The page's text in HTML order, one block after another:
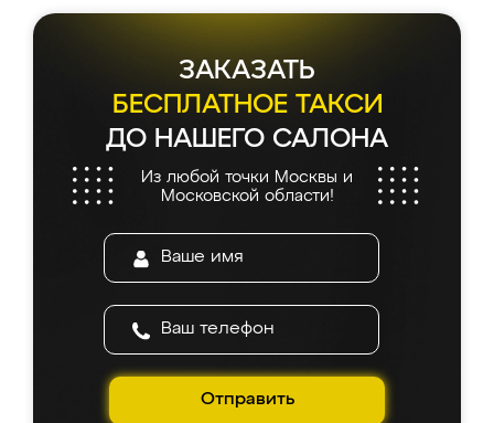
ЗАКАЗАТЬ
БЕСПЛАТНОЕ ТАКСИ
ДО НАШЕГО САЛОНА
Из любой точки Москвы и
Московской области!
Отправить